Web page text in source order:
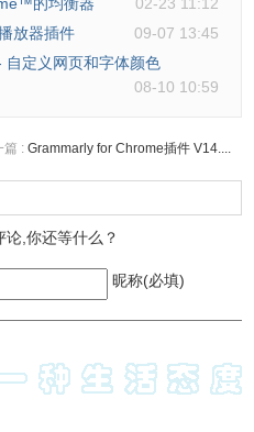
放器插件
09-07 13:45
自定义网页和字体颜色
08-10 10:59
篇 : Grammarly for Chrome插件 V14....
,你还等什么？
昵称(必填)